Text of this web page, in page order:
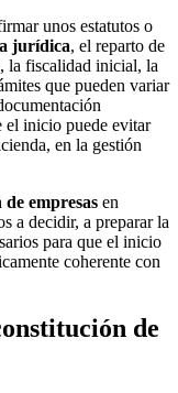
unos estatutos o
jurídica, el reparto de
la fiscalidad inicial, la
que pueden variar
el inicio puede evitar
en la gestión
de empresas en
a decidir, a preparar la
para que el inicio
coherente con
de